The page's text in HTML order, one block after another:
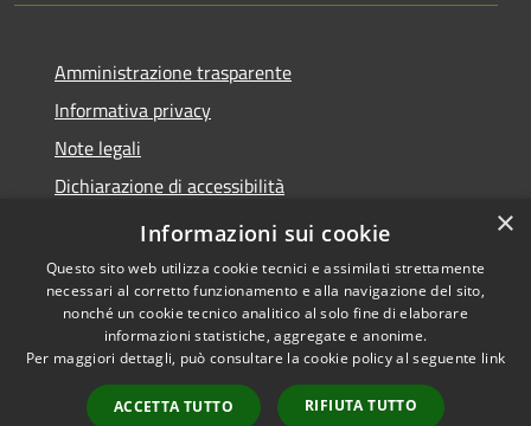
Amministrazione trasparente
Informativa privacy
Note legali
Dichiarazione di accessibilità
Dichiarazione di accessibilità APP Municipium
Accessibilità
Copyright © 2026 • Comune di
Besana in Brianza • Powered
byMunicipium
Accesso
×
Informazioni sui cookie
Questo sito web utilizza cookie tecnici e assimilati strettamente
necessari al corretto funzionamento e alla navigazione del sito,
nonché un cookie tecnico analitico al solo fine di elaborare
informazioni statistiche, aggregate e anonime.
Per maggiori dettagli, può consultare la cookie policy al seguente link
ACCETTA TUTTO RIFIUTA TUTTO